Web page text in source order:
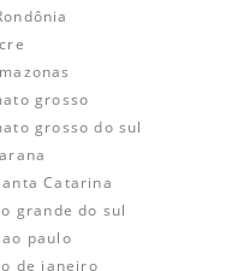
grosso
grosso do sul
Catarina
grande do sul
paulo
de janeiro